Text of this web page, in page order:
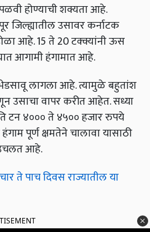
होण्याची शक्यता आहे.
जिल्ह्यातील उसावर कर्नाटक
आहे. 15 ते 20 टक्क्यांनी ऊस
आगामी हंगामात आहे.
भेडसावू लागला आहे. त्यामुळे बहुतांश
उसाचा वापर करीत आहेत. सध्या
टन ४००० ते ४५०० हजार रुपये
पूर्ण क्षमतेने चालावा यासाठी
आहे.
ते पाच दिवस राज्यातील या